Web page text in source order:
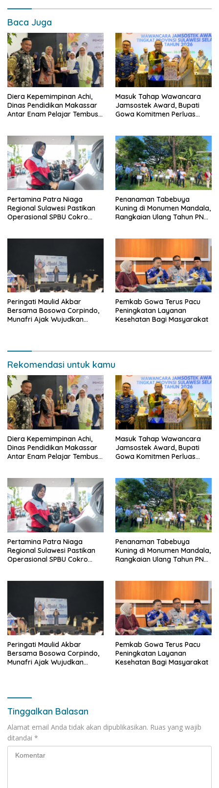
Baca Juga
Diera Kepemimpinan Achi,
Dinas Pendidikan Makassar
Antar Enam Pelajar Tembus
Masuk Tahap Wawancara
Jamsostek Award, Bupati
Gowa Komitmen Perluas
Pertamina Patra Niaga
Regional Sulawesi Pastikan
Operasional SPBU Cokro
Penanaman Tabebuya
Kuning di Monumen Mandala,
Rangkaian Ulang Tahun PNM
Peringati Maulid Akbar
Bersama Bosowa Corpindo,
Munafri Ajak Wujudkan
Pemkab Gowa Terus Pacu
Peningkatan Layanan
Kesehatan Bagi Masyarakat
Rekomendasi untuk kamu
Diera Kepemimpinan Achi,
Dinas Pendidikan Makassar
Antar Enam Pelajar Tembus
Masuk Tahap Wawancara
Jamsostek Award, Bupati
Gowa Komitmen Perluas
Pertamina Patra Niaga
Regional Sulawesi Pastikan
Operasional SPBU Cokro
Penanaman Tabebuya
Kuning di Monumen Mandala,
Rangkaian Ulang Tahun PNM
Peringati Maulid Akbar
Bersama Bosowa Corpindo,
Munafri Ajak Wujudkan
Pemkab Gowa Terus Pacu
Peningkatan Layanan
Kesehatan Bagi Masyarakat
Tinggalkan Balasan
Alamat email Anda tidak akan dipublikasikan. Ruas yang wajib
ditandai *